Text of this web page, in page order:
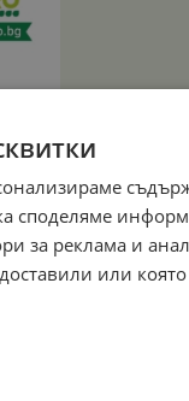
споделяме
за реклама и
или